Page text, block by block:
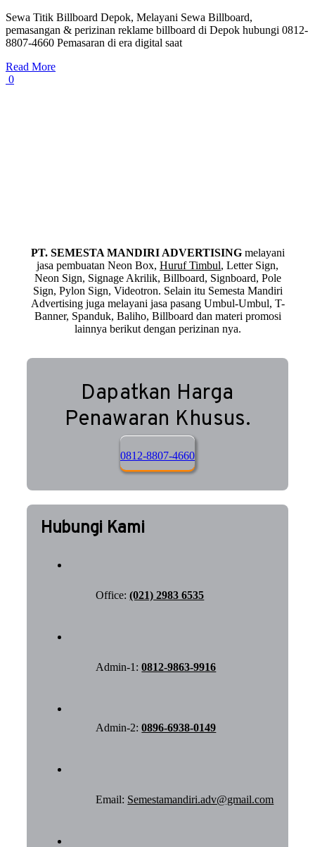
Sewa Titik Billboard Depok, Melayani Sewa Billboard,
pemasangan & perizinan reklame billboard di Depok hubungi 0812-
8807-4660 Pemasaran di era digital saat
Read More
0
PT. SEMESTA MANDIRI ADVERTISINGmelayani
jasa pembuatan Neon Box, Huruf Timbul, Letter Sign,
Neon Sign, Signage Akrilik, Billboard, Signboard, Pole
Sign, Pylon Sign, Videotron. Selain itu Semesta Mandiri
Advertising juga melayani jasa pasang Umbul-Umbul, T-
Banner, Spanduk, Baliho, Billboard dan materi promosi
lainnya berikut dengan perizinan nya.
Dapatkan Harga
Penawaran Khusus.
0812-8807-4660
Hubungi Kami
Office:(021) 2983 6535
Admin-1:0812-9863-9916
Admin-2:0896-6938-0149
Email: Semestamandiri.adv@gmail.com